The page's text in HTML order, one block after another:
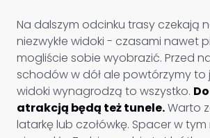
Na dalszym odcinku trasy czekają
niezwykłe widoki - czasami nawet
mogliście sobie wyobrazić. Przed
schodów w dół ale powtórzymy to
widoki wynagrodzą to wszystko.
atrakcją będą też tunele.Warto
latarkę lub czołówkę. Spacer w